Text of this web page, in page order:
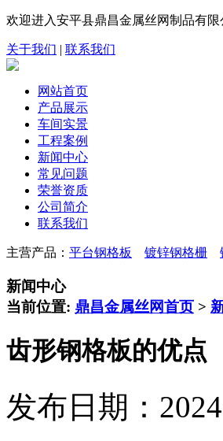
欢迎进入安平县鼎昌金属丝网制品有限
关于我们 | 联系我们
网站首页
产品展示
车间实景
工程案例
新闻中心
常见问题
荣誉资质
公司简介
联系我们
主营产品： 平台钢格板 镀锌钢格栅
新闻中心
当前位置: 鼎昌金属丝网首页 >
齿形钢格板的优点
发布日期：